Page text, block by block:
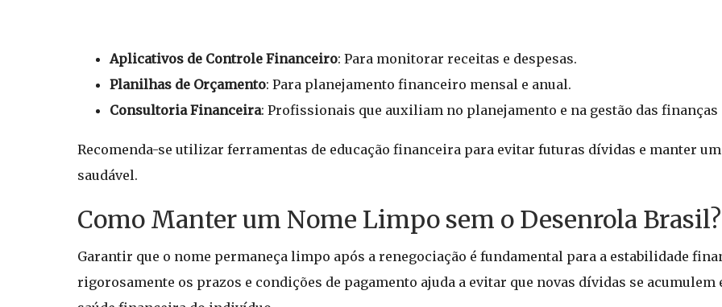
Aplicativos de Controle Financeiro: Para monitorar receitas e despesas.
Planilhas de Orçamento: Para planejamento financeiro mensal e anual.
Consultoria Financeira: Profissionais que auxiliam no planejamento e na gestão das finanças
Recomenda-se utilizar ferramentas de educação financeira para evitar futuras dívidas e manter
saudável.
Como Manter um Nome Limpo sem o Desenrola Brasil?
Garantir que o nome permaneça limpo após a renegociação é fundamental para a estabilidade
rigorosamente os prazos e condições de pagamento ajuda a evitar que novas dívidas se acumulem